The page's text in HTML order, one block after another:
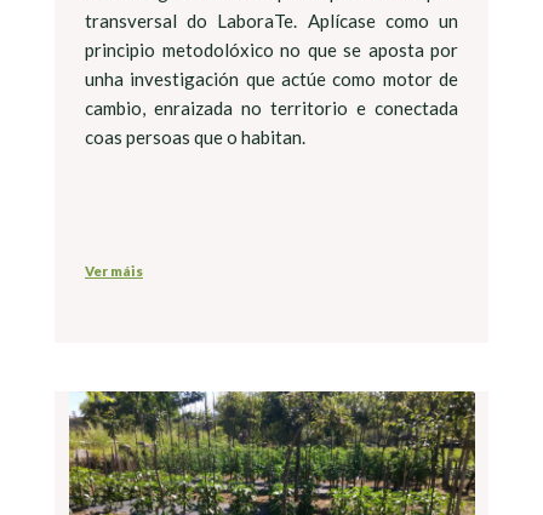
transversal do LaboraTe. Aplícase como un
principio metodolóxico no que se aposta por
unha investigación que actúe como motor de
cambio, enraizada no territorio e conectada
coas persoas que o habitan.
Ver máis